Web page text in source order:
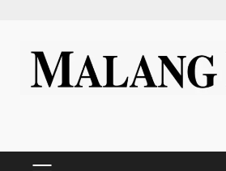
content